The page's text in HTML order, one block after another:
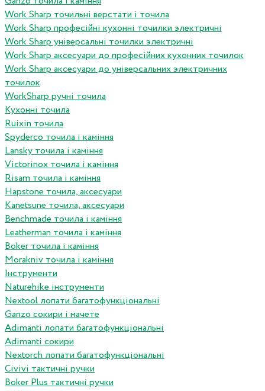
Work Sharp точильні верстати і точила
Work Sharp професiйнi кухоннi точилки электричнi
Work Sharp унiверсальнi точилки электричнi
Work Sharp аксесуари до професiйних кухонних точилок
Work Sharp аксесуари до унiверсальних электричних
точилок
WorkSharp ручні точила
Кухонні точила
Ruixin точила
Spyderco точила і каміння
Lansky точила і каміння
Victorinox точила і каміння
Risam точила і каміння
Hapstone точила, аксесуари
Kanetsune точила, аксесуари
Benchmade точила і каміння
Leatherman точила і каміння
Boker точила і каміння
Morakniv точила і каміння
Інструменти
Naturehike інструменти
Nextool лопати багатофункціональні
Ganzo сокири і мачете
Adimanti лопати багатофункціональні
Adimanti сокири
Nextorch лопати багатофункціональні
Сivivi тактичні ручки
Boker Plus тактичні ручки